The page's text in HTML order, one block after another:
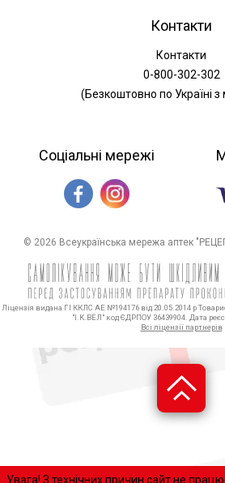
Контакти
Контакти
0-800-302-302
(Безкоштовно по Україні з
Соціальні мережі
© 2026 Всеукраїнська мережа аптек
Ліцензія видана ГІ ККЛС АЕ №194176 від 20.05.2014 р
"І.К.ВЕЛ" код ЄДРПОУ 36439904. Дата
Всі ліцензії партнерів
Увaгa! З технічних причин сайт нe